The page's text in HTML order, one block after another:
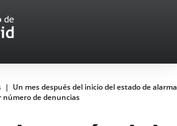
Un mes después del inicio del estado de alarma
número de denuncias